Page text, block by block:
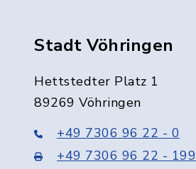
Stadt Vöhringen
Hettstedter Platz 1
89269 Vöhringen
+49 7306 96 22 - 0
+49 7306 96 22 - 199